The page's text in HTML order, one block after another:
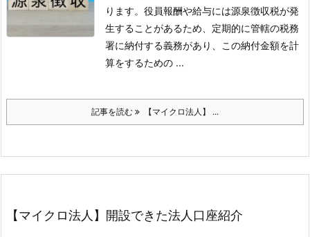
ります。 役員報酬や給与には源泉徴収税が発
生することがあるため、定期的に管轄の税務
署に納付する義務があり、
この納付金額を計
算をするための ...
記事を読む 【マイクロ法人】 ...
【マイクロ法人】開設できた法人口座紹介